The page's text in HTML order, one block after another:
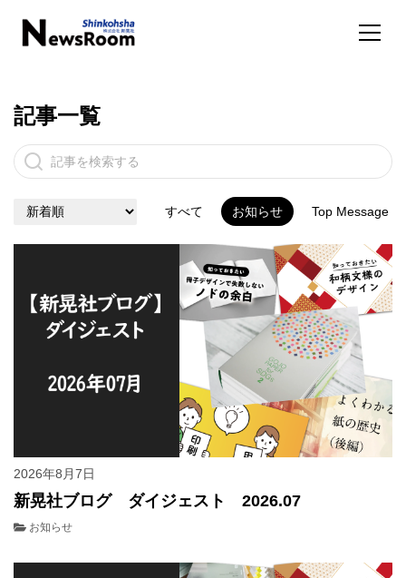
記事一覧
すべて お知らせ Top Message
2026年8月7日
新晃社ブログ ダイジェスト 2026.07
お知らせ